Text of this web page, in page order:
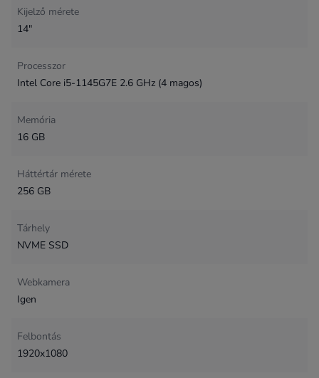
Kijelző mérete
14"
Processzor
Intel Core i5-1145G7E 2.6 GHz (4 magos)
Memória
16 GB
Háttértár mérete
256 GB
Tárhely
NVME SSD
Webkamera
Igen
Felbontás
1920x1080